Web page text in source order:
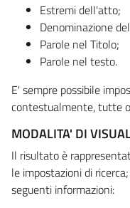
Estremi dell'atto;
Denominazione
Parole nel Titolo;
Parole nel testo.
E' sempre possibile
contestualmente, tutte
MODALITA' DI
Il risultato è
le impostazioni di
seguenti informazioni: